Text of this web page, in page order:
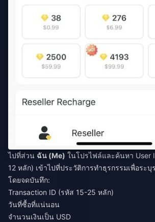
ไปที่ส่วน ฉัน (Me) ในโปรไฟล์และค้นหา User
12 หลัก) เข้าไปที่ประวัติการทำธุรกรรมเพื่อระบุ
โดยจดบันทึก:
Transaction ID (รหัส 15-25 หลัก)
วันที่ซื้อที่แน่นอน
จำนวนเงินเป็น USD